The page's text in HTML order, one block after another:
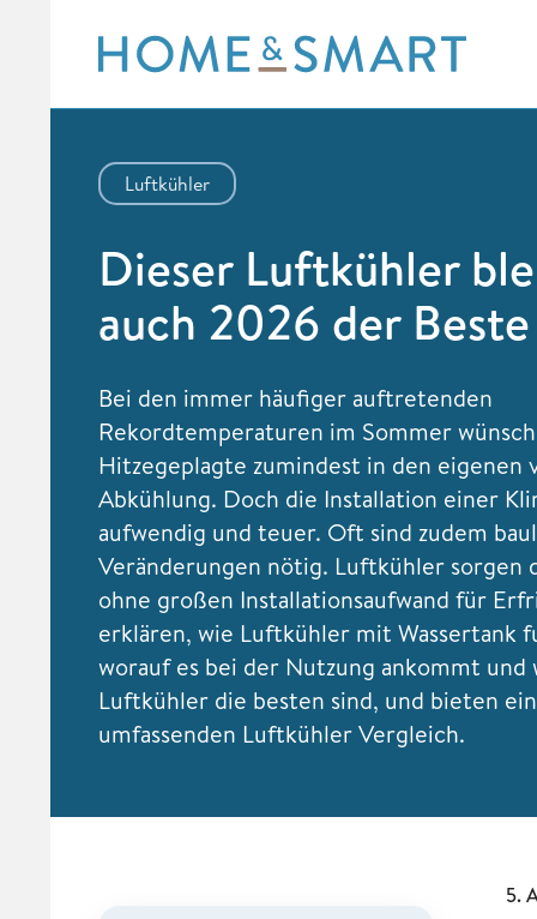
content
Luftkühler
Dieser Luftkühler
auch 2026 der Beste
Bei den immer häufiger auftretenden
Rekordtemperaturen im Sommer
Hitzegeplagte zumindest in den eigenen
Abkühlung. Doch die Installation einer
aufwendig und teuer. Oft sind zudem
Veränderungen nötig. Luftkühler sorgen
ohne großen Installationsaufwand für
erklären, wie Luftkühler mit Wassertank
worauf es bei der Nutzung ankommt und
Luftkühler die besten sind, und bieten
umfassenden Luftkühler Vergleich.
5.